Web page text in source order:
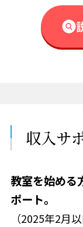
収入サ
教室を始める
ポート。
（2025年2月